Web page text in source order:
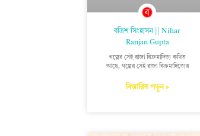
বত্রিশ সিংহাসন || Nihar
Ranjan Gupta
গল্পের সেই রাজা বিক্ৰমাদিত্য কথিত
আছে, গল্পের সেই রাজা বিক্ৰমাদিত্যের
বিস্তারিত পড়ুন »